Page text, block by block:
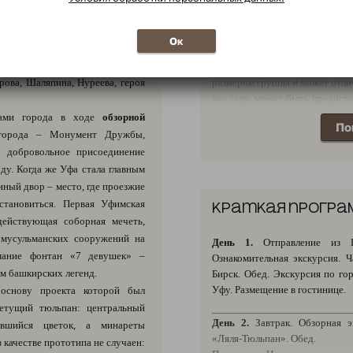
городов на Урале и уж точно
Шаляпина, Нуреева, героя
города в ходе обзорной
– Монумент Дружбы,
присоединение
Когда же Уфа стала главным
двор – место, где проезжие
Первая Уфимская
соборная мечеть,
сооружений на
фонтан «7 девушек» –
башкирских легенд.
проекта которой был
тюльпан: центральный
цветок, а минареты
прототипа не случаен:
автобус,микроавтобус,
Рассадка, предоставленная
размером группы и может
(по туру может быть
Краткая
День 1. Отправление из
Ознакомительная
Бирск. Обед. Экскурсия по
Уфу. Размещение в гостинице.
День 2.Завтрак. Обзорная
«Ляля-Тюльпан». Обед.
Ок